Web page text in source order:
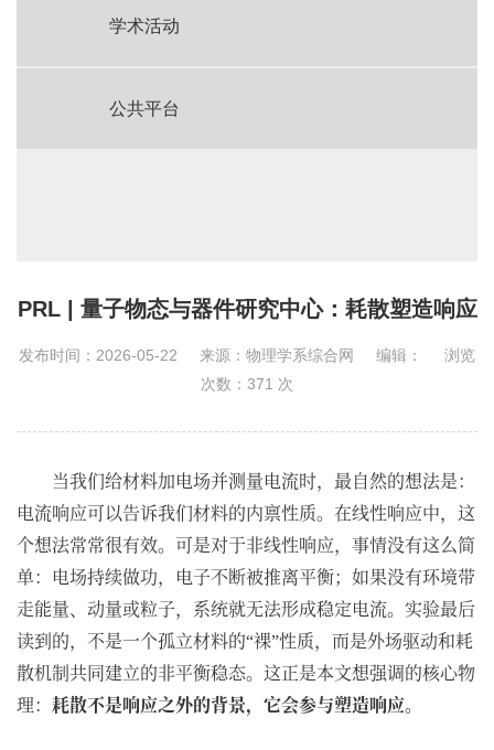
学术活动
公共平台
PRL | 量子物态与器件研究中心：耗散塑造响应
发布时间：2026-05-22 来源：物理学系综合网 编辑：
浏览
次数： 371 次
当我们给材料加电场并测量电流时，最自然的想法是：
电流响应可以告诉我们材料的内禀性质。在线性响应中，这
个想法常常很有效。可是对于非线性响应，事情没有这么简
单：电场持续做功，电子不断被推离平衡；如果没有环境带
走能量、动量或粒子，系统就无法形成稳定电流。实验最后
读到的，不是一个孤立材料的“裸”性质，而是外场驱动和耗
散机制共同建立的非平衡稳态。这正是本文想强调的核心物
理： 耗散不是响应之外的背景，它会参与塑造响应。